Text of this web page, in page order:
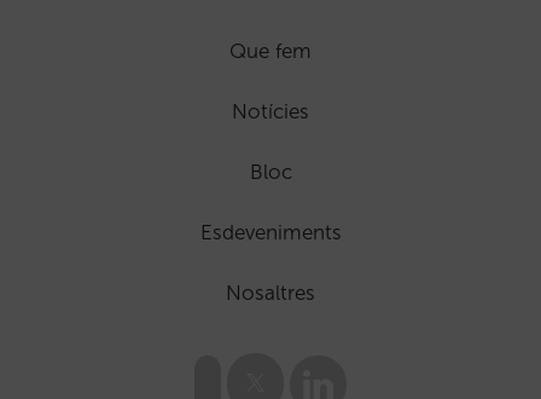
Que fem
Notícies
Bloc
Esdeveniments
Nosaltres